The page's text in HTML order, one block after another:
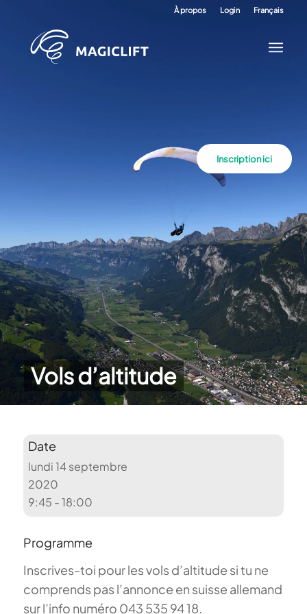
À propos Login Français
Vols d’altitude
Inscription ici
Date
lundi 14 septembre
2020
9:45 - 18:00
Programme
Inscrives-toi pour les vols d’altitude si tu ne
comprends pas l’annonce en suisse allemand
sur l’info numéro 043 535 94 18.